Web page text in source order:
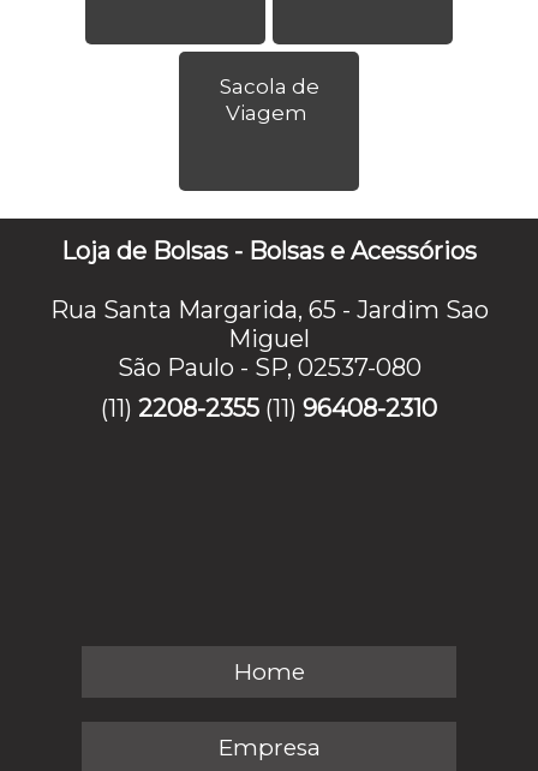
Sacola de
Viagem
Loja de Bolsas - Bolsas e Acessórios
Rua Santa Margarida, 65 - Jardim Sao
Miguel
São Paulo - SP, 02537-080
(11) 2208-2355 (11) 96408-2310
Home
Empresa